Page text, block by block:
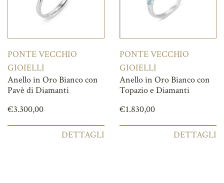
PONTE VECCHIO
GIOIELLI
Anello in Oro Bianco con
Pavè di Diamanti
€3.300,00
DETTAGLI
PONTE VECCHIO
GIOIELLI
Anello in Oro Bianco con
Topazio e Diamanti
€1.830,00
DETTAGLI